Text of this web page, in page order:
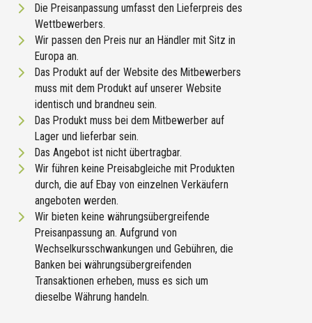
Die Preisanpassung umfasst den Lieferpreis des
Wettbewerbers.
Wir passen den Preis nur an Händler mit Sitz in
Europa an.
Das Produkt auf der Website des Mitbewerbers
muss mit dem Produkt auf unserer Website
identisch und brandneu sein.
Das Produkt muss bei dem Mitbewerber auf
Lager und lieferbar sein.
Das Angebot ist nicht übertragbar.
Wir führen keine Preisabgleiche mit Produkten
durch, die auf Ebay von einzelnen Verkäufern
angeboten werden.
Wir bieten keine währungsübergreifende
Preisanpassung an. Aufgrund von
Wechselkursschwankungen und Gebühren, die
Banken bei währungsübergreifenden
Transaktionen erheben, muss es sich um
dieselbe Währung handeln.